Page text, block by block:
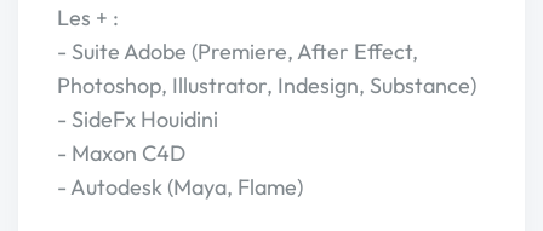
Les + :
- Suite Adobe (Premiere, After Effect,
Photoshop, Illustrator, Indesign, Substance)
- SideFx Houidini
- Maxon C4D
- Autodesk (Maya, Flame)